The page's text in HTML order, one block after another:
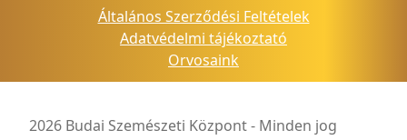
Általános Szerződési Feltételek
Adatvédelmi tájékoztató
Orvosaink
2026 Budai Szemészeti Központ - Minden jog